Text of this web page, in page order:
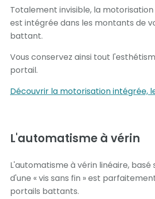
Totalement invisible, la
est intégrée dans les montants de
battant.
Vous conservez ainsi tout
portail.
Découvrir la motorisation intégrée,
L'automatisme à vérin
L'automatisme à vérin linéaire, basé
d'une « vis sans fin » est
portails battants.